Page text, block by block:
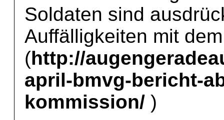
Soldaten sind
Auffälligkeiten mit
(http://
april-bmvg-bericht-
kommission/ )